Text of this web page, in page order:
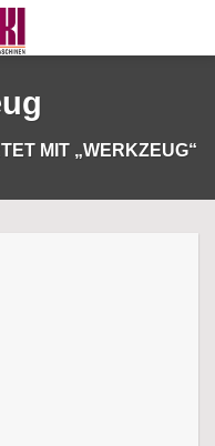
MIT „WERKZEUG“